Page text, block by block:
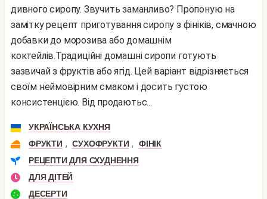
дивного сиропу. Звучить заманливо? Пропоную на
замітку рецепт приготування сиропу з фініків, смачною
добавки до морозива або домашнім
коктейлів.Традиційні домашні сиропи готують
зазвичай з фруктів або ягід. Цей варіант відрізняється
своїм неймовірним смаком і досить густою
консистенцією. Від продаютьс...
УКРАЇНСЬКА КУХНЯ
ФРУКТИ , СУХОФРУКТИ ,
ФІНІК
РЕЦЕПТИ ДЛЯ СХУДНЕННЯ
ДЛЯ ДІТЕЙ
ДЕСЕРТИ